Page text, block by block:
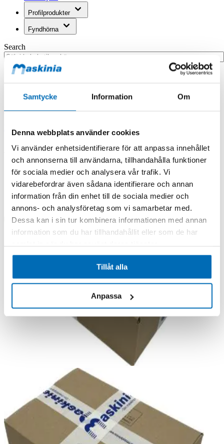
Samtycke Information Om
Denna webbplats använder cookies
Vi använder enhetsidentifierare för att anpassa innehållet
och annonserna till användarna, tillhandahålla funktioner
för sociala medier och analysera vår trafik. Vi
vidarebefordrar även sådana identifierare och annan
information från din enhet till de sociala medier och
annons- och analysföretag som vi samarbetar med.
Dessa kan i sin tur kombinera informationen med annan
information som du har tillhandahållit eller som de har
Tillåt alla
Anpassa
Profilprodukter
Fyndhörna
Search
Hem
Armstöd - Doosan Bandare
Produkten finns i följande kategorier:
Armstöd - Doosan Bandare